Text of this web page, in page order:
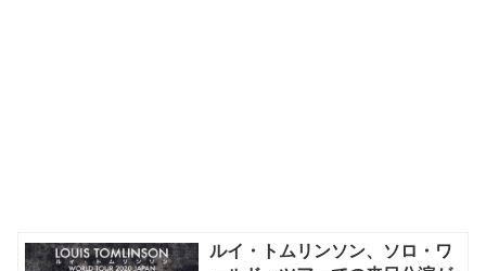
ルイ・トムリンソン、ソロ・ワ